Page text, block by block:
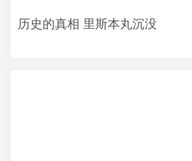
历史的真相 里斯本丸沉没